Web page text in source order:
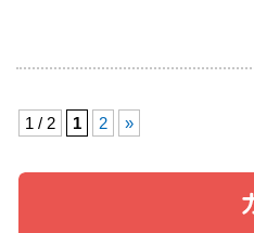
1 / 2 1 2 »